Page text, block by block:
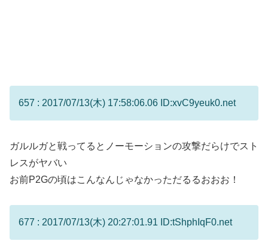
657 : 2017/07/13(木) 17:58:06.06 ID:xvC9yeuk0.net
ガルルガと戦ってるとノーモーションの攻撃だらけでスト
レスがヤバい
お前P2Gの頃はこんなんじゃなかっただるるおおお！
677 : 2017/07/13(木) 20:27:01.91 ID:tShphIqF0.net